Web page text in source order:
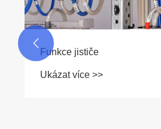
Funkce jističe
Ukázat více >>
